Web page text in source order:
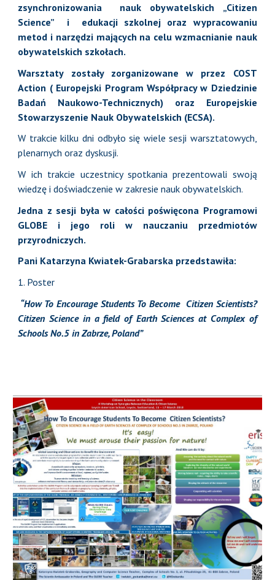
zsynchronizowania nauk obywatelskich „Citizen
Science” i edukacji szkolnej oraz wypracowaniu
metod i narzędzi mających na celu wzmacnianie nauk
obywatelskich szkołach.
Warsztaty zostały zorganizowane w przez COST
Action ( Europejski Program Współpracy w Dziedzinie
Badań Naukowo-Technicznych) oraz Europejskie
Stowarzyszenie Nauk Obywatelskich (ECSA).
W trakcie kilku dni odbyło się wiele sesji warsztatowych,
plenarnych oraz dyskusji.
W ich trakcie uczestnicy spotkania prezentowali swoją
wiedzę i doświadczenie w zakresie nauk obywatelskich.
Jedna z sesji była w całości poświęcona Programowi
GLOBE i jego roli w nauczaniu przedmiotów
przyrodniczych.
Pani Katarzyna Kwiatek-Grabarska przedstawiła:
1. Poster
“How To Encourage Students To Become Citizen Scientists?
Citizen Science in a field of Earth Sciences at Complex of
Schools No.5 in Zabrze, Poland”